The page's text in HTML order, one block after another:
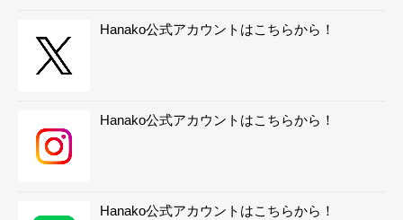
Hanako公式アカウントはこちらから！
Hanako公式アカウントはこちらから！
Hanako公式アカウントはこちらから！